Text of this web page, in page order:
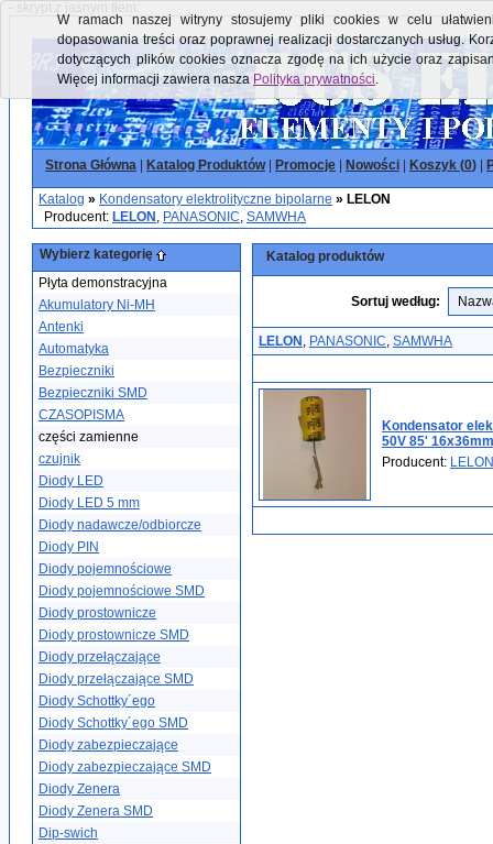
- skrypt z jasnym tłem:
Strona Główna Katalog Produktów| Promocje Nowości Koszyk (0)
Katalog » Kondensatory elektrolityczne bipolarne » LELON
Producent: LELON , PANASONIC, SAMWHA
Wybierz kategorię
Płyta demonstracyjna
Akumulatory Ni-MH
Antenki
Automatyka
Bezpieczniki
Bezpieczniki SMD
CZASOPISMA
części zamienne
czujnik
Diody LED
Diody LED 5 mm
Diody nadawcze/odbiorcze
Diody PIN
Diody pojemnościowe
Diody pojemnościowe SMD
Diody prostownicze
Diody prostownicze SMD
Diody przełączające
Diody przełączające SMD
Diody Schottky´ego
Diody Schottky´ego SMD
Diody zabezpieczające
Diody zabezpieczające SMD
Diody Zenera
Diody Zenera SMD
Dip-swich
Katalog produktów
Sortuj według:
LELON , PANASONIC, SAMWHA
Kondensator
50V 85'
Producent: LELON
W ramach naszej witryny stosujemy pliki cookies w celu
dopasowania treści oraz poprawnej realizacji dostarczanych usług.
dotyczących plików cookies oznacza zgodę na ich użycie oraz
Więcej informacji zawiera nasza Polityka prywatności.